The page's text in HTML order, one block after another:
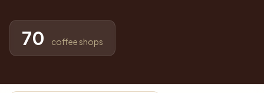
70 coffee shops